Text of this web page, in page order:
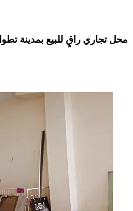
محل تجاري راقٍ للبيع بمدينة